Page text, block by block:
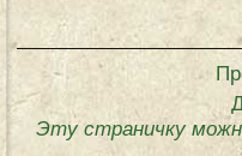
Эту страничку